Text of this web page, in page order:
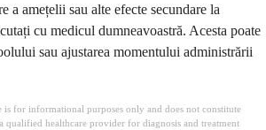
a amețelii sau alte efecte secundare la
cu medicul dumneavoastră. Acesta poate
sau ajustarea momentului administrării
is for informational purposes only and does not constitute
qualified healthcare provider for diagnosis and treatment